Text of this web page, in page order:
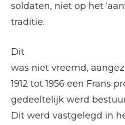
soldaten, niet op het
traditie.
Dit
was niet vreemd,
1912 tot 1956 een Frans
gedeeltelijk werd
Dit werd vastgelegd in